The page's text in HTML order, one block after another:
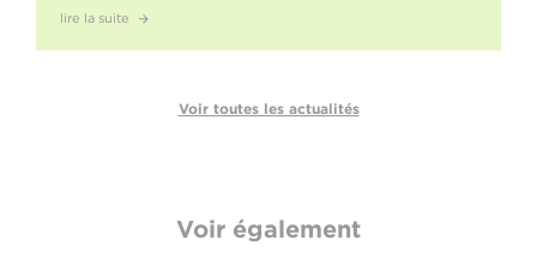
lire la suite
Voir toutes les actualités
Voir également